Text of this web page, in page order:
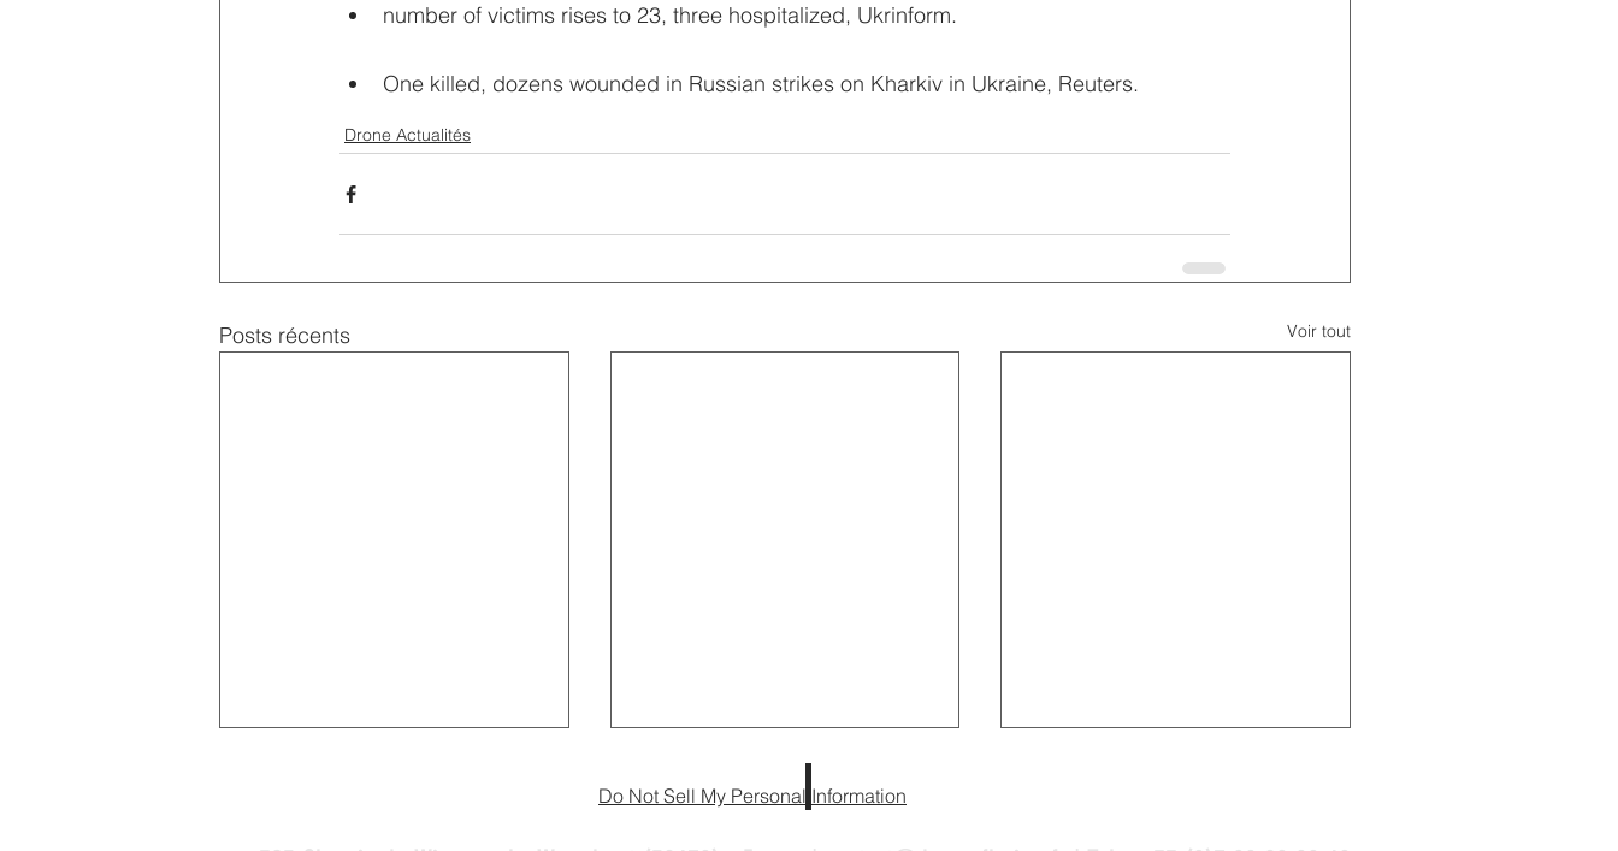
number of victims rises to 23, three hospitalized, Ukrinform.
One killed, dozens wounded in Russian strikes on Kharkiv in Ukraine, Reuters.
Drone Actualités
Posts récents Voir tout
Do Not Sell My Personal Information